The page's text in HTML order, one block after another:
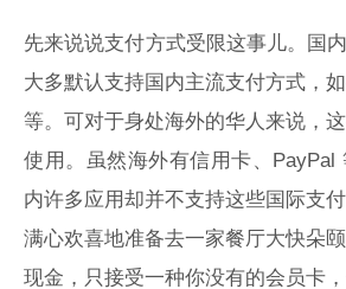
先来说说支付方式受限这事儿。国
大多默认支持国内主流支付方式，
等。可对于身处海外的华人来说，
使用。虽然海外有信用卡、PayPal
内许多应用却并不支持这些国际支
满心欢喜地准备去一家餐厅大快朵
现金，只接受一种你没有的会员卡